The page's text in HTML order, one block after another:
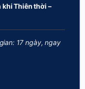
Thiên thời –
17 ngày, ngay